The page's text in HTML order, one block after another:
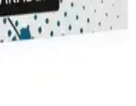
seti, detaylı konu
hazırlık sağlar, dijital